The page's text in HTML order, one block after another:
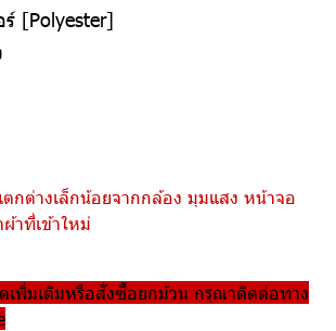
[Polyester]
กต่างเล็กน้อยจากกล้อง มุมแสง หน้าจอ
าที่เข้าใหม่
เพิ่มเติมหรือสั่งซื้อยกม้วน กรุณาติดต่อทาง